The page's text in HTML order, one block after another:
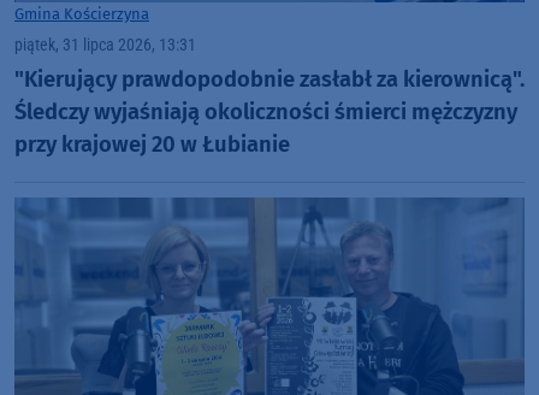
Gmina Kościerzyna
piątek, 31 lipca 2026, 13:31
"Kierujący prawdopodobnie zasłabł za kierownicą".
Śledczy wyjaśniają okoliczności śmierci mężczyzny
przy krajowej 20 w Łubianie